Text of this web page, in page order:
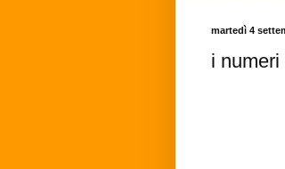
martedì 4
i